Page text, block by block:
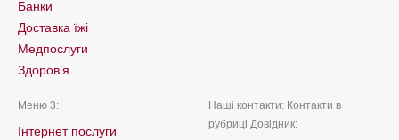
Банки
Доставка їжі
Медпослуги
Здоров’я
Меню 3:
Інтернет послуги
Наші контакти: Контакти в
рубриці Довідник: